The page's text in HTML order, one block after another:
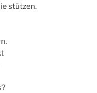
stützen.